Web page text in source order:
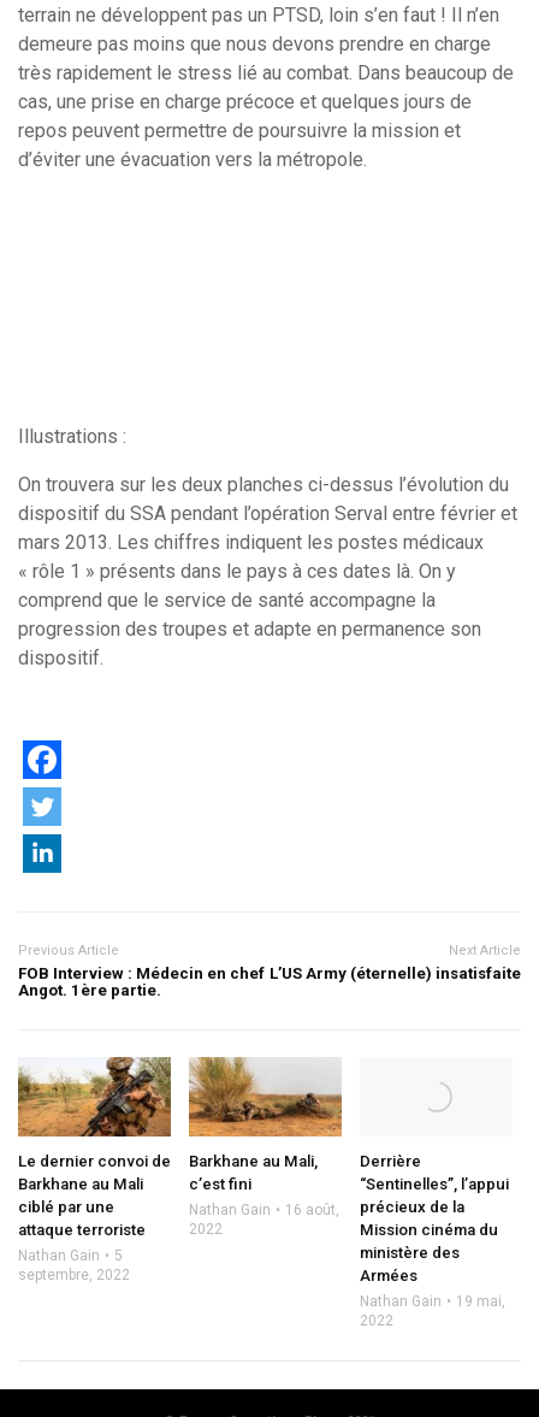
terrain ne développent pas un PTSD, loin s’en faut ! Il n’en
demeure pas moins que nous devons prendre en charge
très rapidement le stress lié au combat. Dans beaucoup de
cas, une prise en charge précoce et quelques jours de
repos peuvent permettre de poursuivre la mission et
d’éviter une évacuation vers la métropole.
Illustrations :
On trouvera sur les deux planches ci-dessus l’évolution du
dispositif du SSA pendant l’opération Serval entre février et
mars 2013. Les chiffres indiquent les postes médicaux
« rôle 1 » présents dans le pays à ces dates là. On y
comprend que le service de santé accompagne la
progression des troupes et adapte en permanence son
dispositif.
Previous Article
FOB Interview : Médecin en chef
Angot. 1ère partie.
Next Article
L’US Army (éternelle) insatisfaite
Le dernier convoi de
Barkhane au Mali
ciblé par une
attaque terroriste
Nathan Gain
5
septembre, 2022
Barkhane au Mali,
c’est fini
Nathan Gain
16 août,
2022
Derrière
“Sentinelles”, l’appui
précieux de la
Mission cinéma du
ministère des
Armées
Nathan Gain
19 mai,
2022